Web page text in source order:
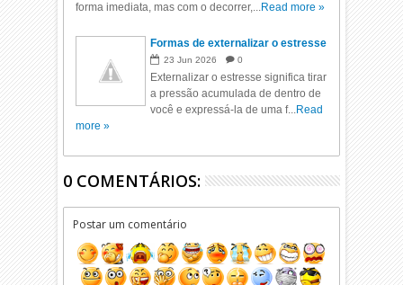
forma imediata, mas com o decorrer,...Read more »
Formas de externalizar o estresse
23 Jun 2026 0
Externalizar o estresse significa tirar
a pressão acumulada de dentro de
você e expressá-la de uma f...Read
more »
0 COMENTÁRIOS:
Postar um comentário